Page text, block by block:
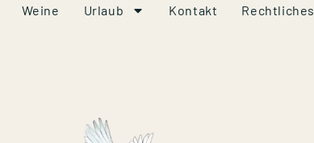
Weine Urlaub Kontakt Rechtliches